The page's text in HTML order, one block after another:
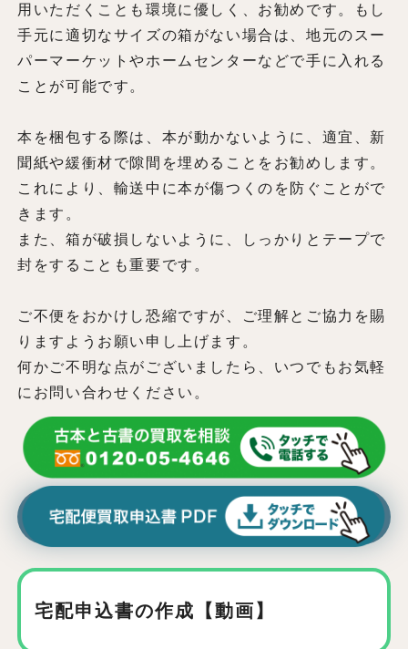
用いただくことも環境に優しく、お勧めです。もし
手元に適切なサイズの箱がない場合は、地元のスー
パーマーケットやホームセンターなどで手に入れる
ことが可能です。
本を梱包する際は、本が動かないように、適宜、新
聞紙や緩衝材で隙間を埋めることをお勧めします。
これにより、輸送中に本が傷つくのを防ぐことがで
きます。
また、箱が破損しないように、しっかりとテープで
封をすることも重要です。
ご不便をおかけし恐縮ですが、ご理解とご協力を賜
りますようお願い申し上げます。
何かご不明な点がございましたら、いつでもお気軽
にお問い合わせください。
宅配申込書の作成【動画】